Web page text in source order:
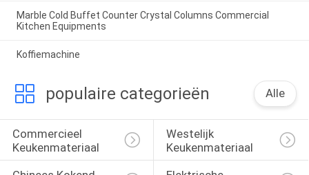
Marble Cold Buffet Counter Crystal Columns Commercial
Kitchen Equipments
Koffiemachine
populaire categorieën Alle
Commercieel
Keukenmateriaal
Westelijk
Keukenmateriaal